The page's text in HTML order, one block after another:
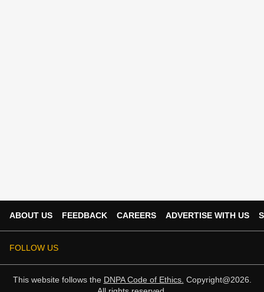
ABOUT US FEEDBACK CAREERS ADVERTISE WITH US
FOLLOW US
This website follows the DNPA Code of Ethics. Copyright@2026.